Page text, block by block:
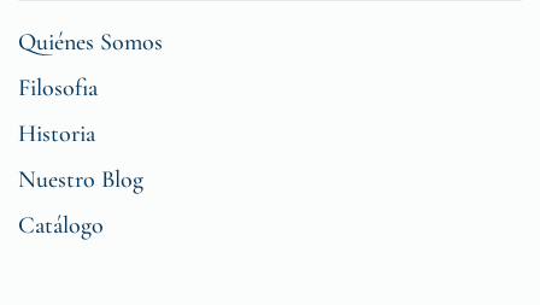
Quiénes Somos
Filosofia
Historia
Nuestro Blog
Catálogo